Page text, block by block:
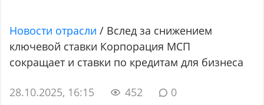
Новости отрасли / Вслед за снижением
ключевой ставки Корпорация МСП
сокращает и ставки по кредитам для бизнеса
28.10.2025, 16:15 452 0